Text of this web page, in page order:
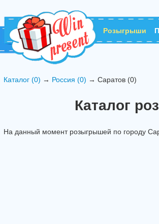
Розыгрыши
Каталог (0) → Россия (0) → Саратов (0)
Каталог
На данный момент розыгрышей по городу